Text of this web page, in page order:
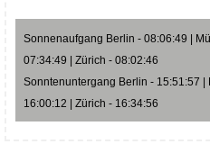
Sonnenaufgang Berlin - 08:06:49 |
07:34:49 | Zürich - 08:02:46
Sonntenuntergang Berlin - 15:51:57 |
16:00:12 | Zürich - 16:34:56